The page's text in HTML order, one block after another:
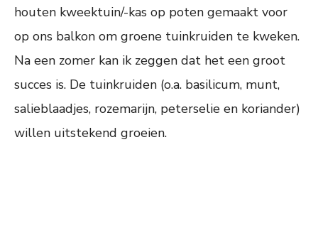
houten kweektuin/-kas op poten gemaakt voor
op ons balkon om groene tuinkruiden te kweken.
Na een zomer kan ik zeggen dat het een groot
succes is. De tuinkruiden (o.a. basilicum, munt,
salieblaadjes, rozemarijn, peterselie en koriander)
willen uitstekend groeien.